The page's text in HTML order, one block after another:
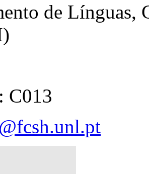
de Línguas,
C013